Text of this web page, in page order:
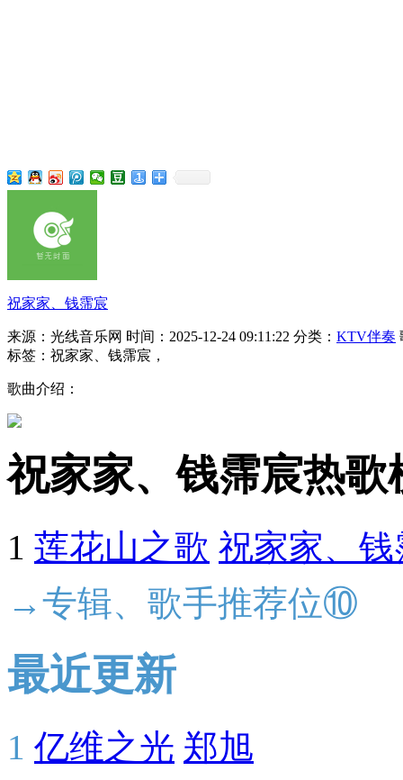
祝家家、钱霈宸
来源：光线音乐网 时间：2025-12-24 09:11:22 分类： KTV伴奏
标签：祝家家、钱霈宸，
歌曲介绍：
祝家家、钱霈宸热
1 莲花山之歌 祝家家、钱
→专辑、歌手推荐位⑩
最近更新
1 亿维之光 郑旭